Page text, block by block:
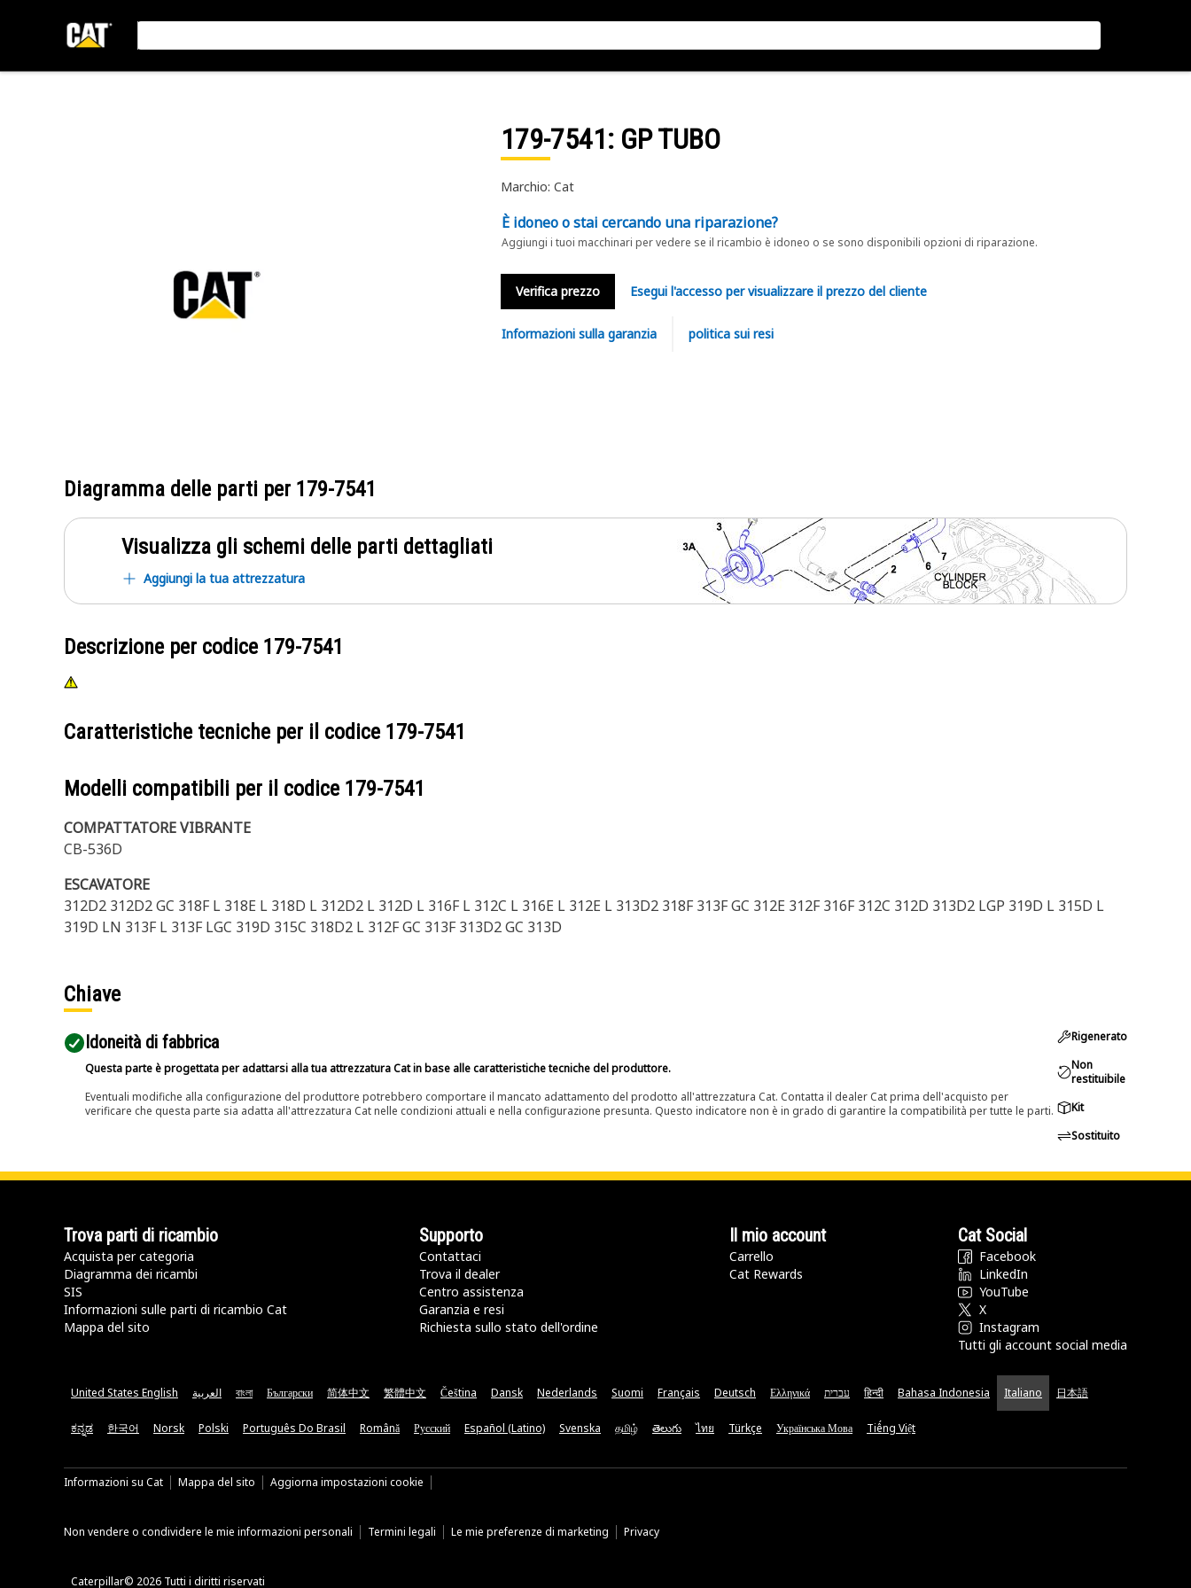
179-7541: GP TUBO
Marchio: Cat
È idoneo o stai cercando una riparazione?
Aggiungi i tuoi macchinari per vedere se il ricambio è idoneo o se sono disponibili opzioni di riparazione.
Verifica prezzo Esegui l'accesso per visualizzare il prezzo del cliente
Informazioni sulla garanzia politica sui resi
Diagramma delle parti per 179-7541
Visualizza gli schemi delle parti dettagliati
Aggiungi la tua attrezzatura
Descrizione per codice 179-7541
Caratteristiche tecniche per il codice 179-7541
Modelli compatibili per il codice 179-7541
COMPATTATORE VIBRANTE
CB-536D
ESCAVATORE
312D2 312D2 GC 318F L 318E L 318D L 312D2 L 312D L 316F L 312C L 316E L 312E L 313D2 318F 313F GC 312E 312F 316F 312C 312D 313D2 LGP 319D L 315D L
319D LN 313F L 313F LGC 319D 315C 318D2 L 312F GC 313F 313D2 GC 313D
Chiave
Idoneità di fabbrica
Questa parte è progettata per adattarsi alla tua attrezzatura Cat in base alle caratteristiche tecniche del produttore.
Eventuali modifiche alla configurazione del produttore potrebbero comportare il mancato adattamento del prodotto all'attrezzatura Cat. Contatta il dealer Cat prima dell'acquisto per
verificare che questa parte sia adatta all'attrezzatura Cat nelle condizioni attuali e nella configurazione presunta. Questo indicatore non è in grado di garantire la compatibilità per tutte le parti.
Rigenerato
Non
restituibile
Kit
Sostituito
Trova parti di ricambio
Acquista per categoria
Diagramma dei ricambi
SIS
Informazioni sulle parti di ricambio Cat
Mappa del sito
Supporto
Contattaci
Trova il dealer
Centro assistenza
Garanzia e resi
Richiesta sullo stato dell'ordine
Il mio account
Carrello
Cat Rewards
Cat Social
Facebook
LinkedIn
YouTube
X
Instagram
Tutti gli account social media
United States English العربية বাংলা Български 简体中文 繁體中文 Čeština Dansk Nederlands Suomi Français Deutsch Ελληνικά עברית हिन्दी Bahasa Indonesia Italiano 日本語
ಕನ್ನಡ 한국어 Norsk Polski Português Do Brasil Română Русский Español (Latino) Svenska தமிழ் తెలుగు ไทย Türkçe Українська Мова Tiếng Việt
Informazioni su Cat Mappa del sito Aggiorna impostazioni cookie
Non vendere o condividere le mie informazioni personali Termini legali Le mie preferenze di marketing Privacy
Caterpillar© 2026 Tutti i diritti riservati